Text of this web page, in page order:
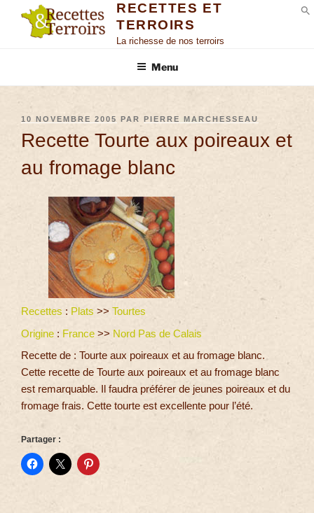
RECETTES ET
TERROIRS
La richesse de nos terroirs
Menu
10 NOVEMBRE 2005 PAR PIERRE MARCHESSEAU
Recette Tourte aux poireaux et
au fromage blanc
Recettes : Plats >> Tourtes
Origine : France >> Nord Pas de Calais
Recette de : Tourte aux poireaux et au fromage blanc.
Cette recette de Tourte aux poireaux et au fromage blanc
est remarquable. Il faudra préférer de jeunes poireaux et du
fromage frais. Cette tourte est excellente pour l’été.
Partager :